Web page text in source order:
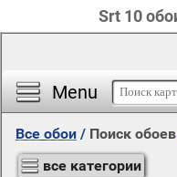
Srt 10
Menu
Все обои / Поиск обоев
все категории